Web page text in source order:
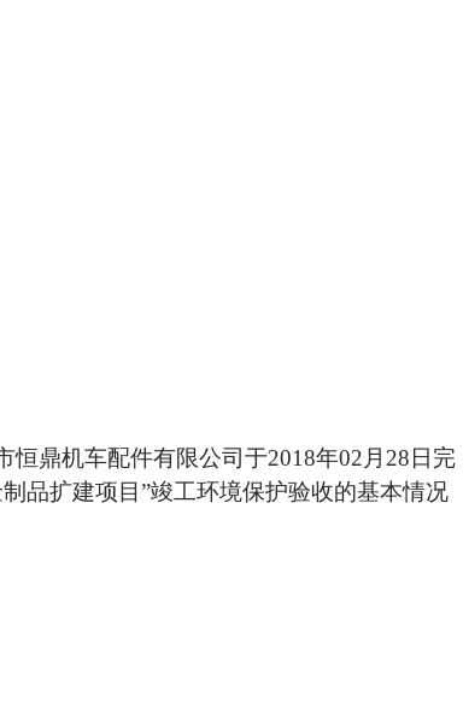
恒鼎机车配件有限公司于2018年02 月 28 日完
品扩建项目 ”竣工环境保护验收的基本情况